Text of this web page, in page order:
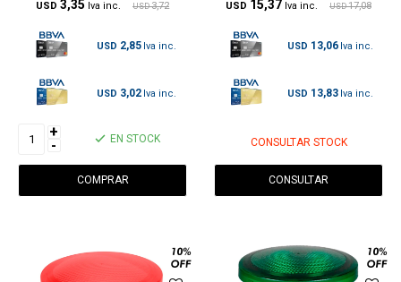
USD 3,35 USD 3,72
USD 2,85
USD 3,02
+
- EN STOCK
USD 15,37 USD 17,08
USD 13,06
USD 13,83
CONSULTAR STOCK
CONSULTAR